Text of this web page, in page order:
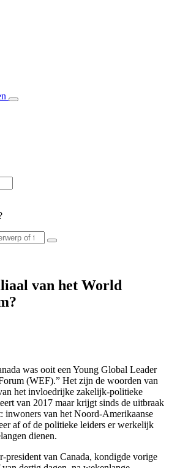
van het World
was ooit een Young Global Leader
(WEF).” Het zijn de woorden van
het invloedrijke zakelijk-politieke
van 2017 maar krijgt sinds de uitbraak
inwoners van het Noord-Amerikaanse
af of de politieke leiders er werkelijk
dienen.
president van Canada, kondigde vorige